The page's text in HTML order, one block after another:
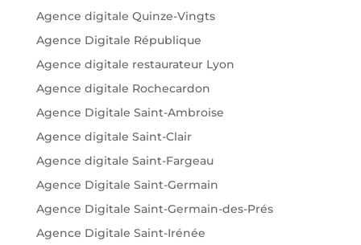
Agence digitale Quinze-Vingts
Agence Digitale République
Agence digitale restaurateur Lyon
Agence digitale Rochecardon
Agence Digitale Saint-Ambroise
Agence digitale Saint-Clair
Agence digitale Saint-Fargeau
Agence Digitale Saint-Germain
Agence Digitale Saint-Germain-des-Prés
Agence Digitale Saint-Irénée